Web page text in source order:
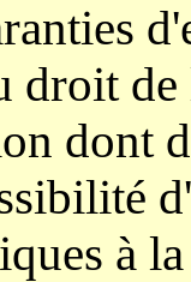
droit
dont
à